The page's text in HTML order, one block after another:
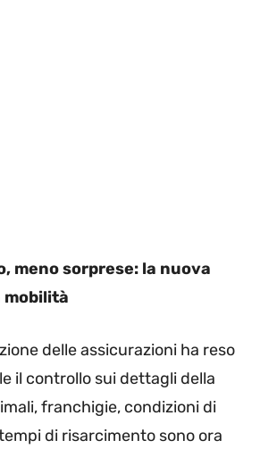
meno sorprese: la nuova
mobilità
delle assicurazioni ha reso
il controllo sui dettagli della
franchigie, condizioni di
di risarcimento sono ora